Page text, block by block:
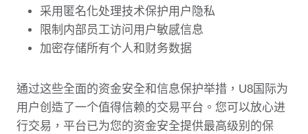
采用匿名化处理技术保护用户隐私
限制内部员工访问用户敏感信息
加密存储所有个人和财务数据
通过这些全面的资金安全和信息保护举措，U8国际为
用户创造了一个值得信赖的交易平台。您可以放心进
行交易，平台已为您的资金安全提供最高级别的保